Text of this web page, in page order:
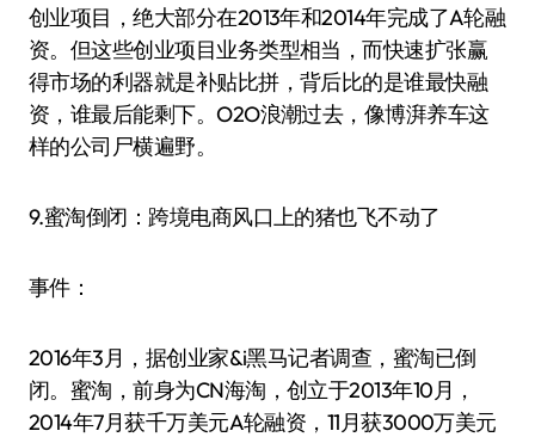
创业项目，绝大部分在2013年和2014年完成了A轮融
资。但这些创业项目业务类型相当，而快速扩张赢
得市场的利器就是补贴比拼，背后比的是谁最快融
资，谁最后能剩下。O2O浪潮过去，像博湃养车这
样的公司尸横遍野。
9.蜜淘倒闭：跨境电商风口上的猪也飞不动了
事件：
2016年3月，据创业家&i黑马记者调查，蜜淘已倒
闭。蜜淘，前身为CN海淘，创立于2013年10月，
2014年7月获千万美元A轮融资，11月获3000万美元